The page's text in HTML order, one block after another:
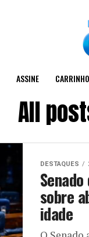
ASSINE CARRINHO
All
DESTAQUES
sobre
idade